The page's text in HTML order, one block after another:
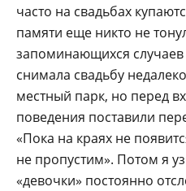
часто на свадьбах
памяти еще никто не
запоминающихся
снимала свадьбу
местный парк, но перед
поведения поставили
«Пока на краях не
не пропустим». Потом я
«девочки» постоянно